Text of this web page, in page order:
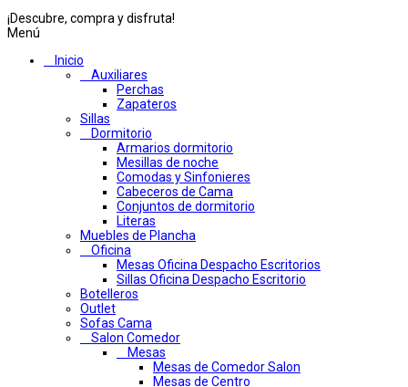
¡Descubre, compra y disfruta!
Menú
Inicio
Auxiliares
Perchas
Zapateros
Sillas
Dormitorio
Armarios dormitorio
Mesillas de noche
Comodas y Sinfonieres
Cabeceros de Cama
Conjuntos de dormitorio
Literas
Muebles de Plancha
Oficina
Mesas Oficina Despacho Escritorios
Sillas Oficina Despacho Escritorio
Botelleros
Outlet
Sofas Cama
Salon Comedor
Mesas
Mesas de Comedor Salon
Mesas de Centro